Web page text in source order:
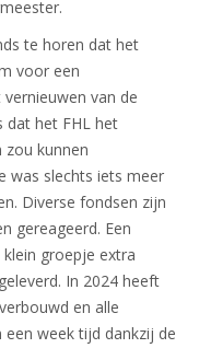
te horen dat het
voor een
van de
dat het FHL het
zou kunnen
was slechts iets meer
Diverse fondsen zijn
gereageerd. Een
groepje extra
In 2024 heeft
en alle
week tijd dankzij de